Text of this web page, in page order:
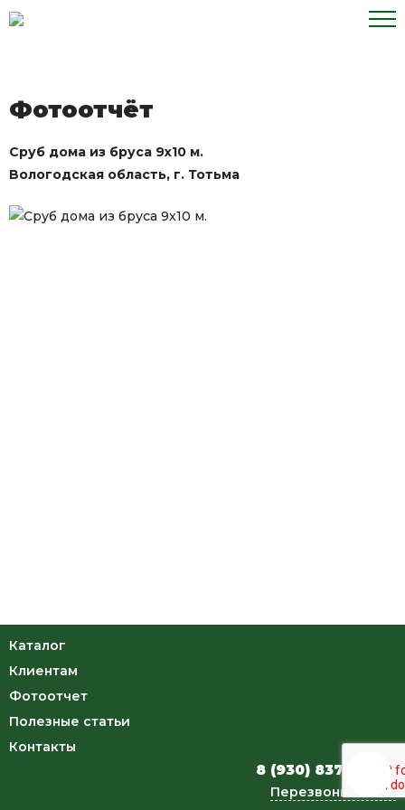
содержимому
Фотоотчёт
Сруб дома из бруса 9х10 м.
Вологодская область, г. Тотьма
Каталог
Клиентам
Фотоотчет
Полезные статьи
Контакты
8 (930) 837-34-46
Перезвоните мне